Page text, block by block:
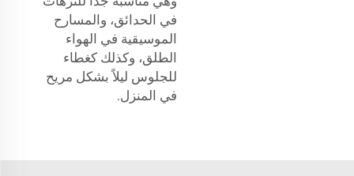
في الحدائق، والمسارح
الموسيقية في الهواء
الطلق، وكذلك كغطاء
للجلوس ليلاً بشكل مريح
في المنزل.